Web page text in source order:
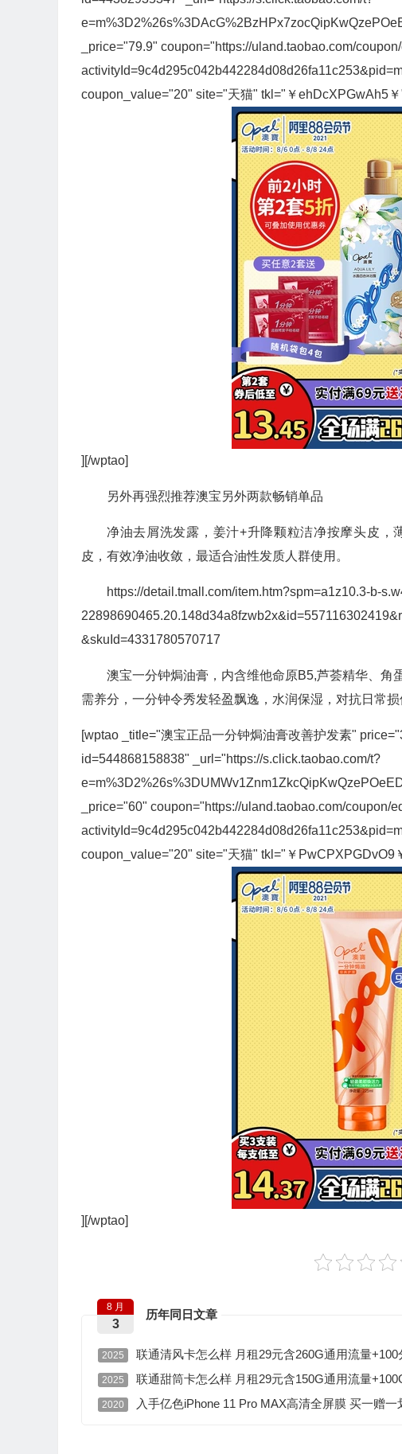
_price="79.9" coupon="https://uland.taobao.com/
coupon_value="20" site="天猫" tkl="￥ehDcXPGwAh5
][/wptao]
另外再强烈推荐澳宝另外两款畅销单品
净油去屑洗发露，姜汁+升降颗粒洁净按摩头皮
皮，有效净油收敛，最适合油性发质人群使用。
https://detail.tmall.com/item.htm?spm=a1z10.3-b-
&skuId=4331780570717
澳宝一分钟焗油膏，内含维他命原B5,芦荟精华、
需养分，一分钟令秀发轻盈飘逸，水润保湿，对抗日常
[wptao _title="澳宝正品一分钟焗油膏改善护发素"
id=544868158838" _url="https://s.click.taobao.com/t?
_price="60" coupon="https://uland.taobao.com/coupon/
coupon_value="20" site="天猫" tkl="￥PwCPXPGDvO9
][/wptao]
历年同日文章
8 月
3
2025 联通清风卡怎么样 月租29元含260G通用流量+100
2025 联通甜筒卡怎么样 月租29元含150G通用流量
2020 入手亿色iPhone 11 Pro MAX高清全屏膜 买一赠一